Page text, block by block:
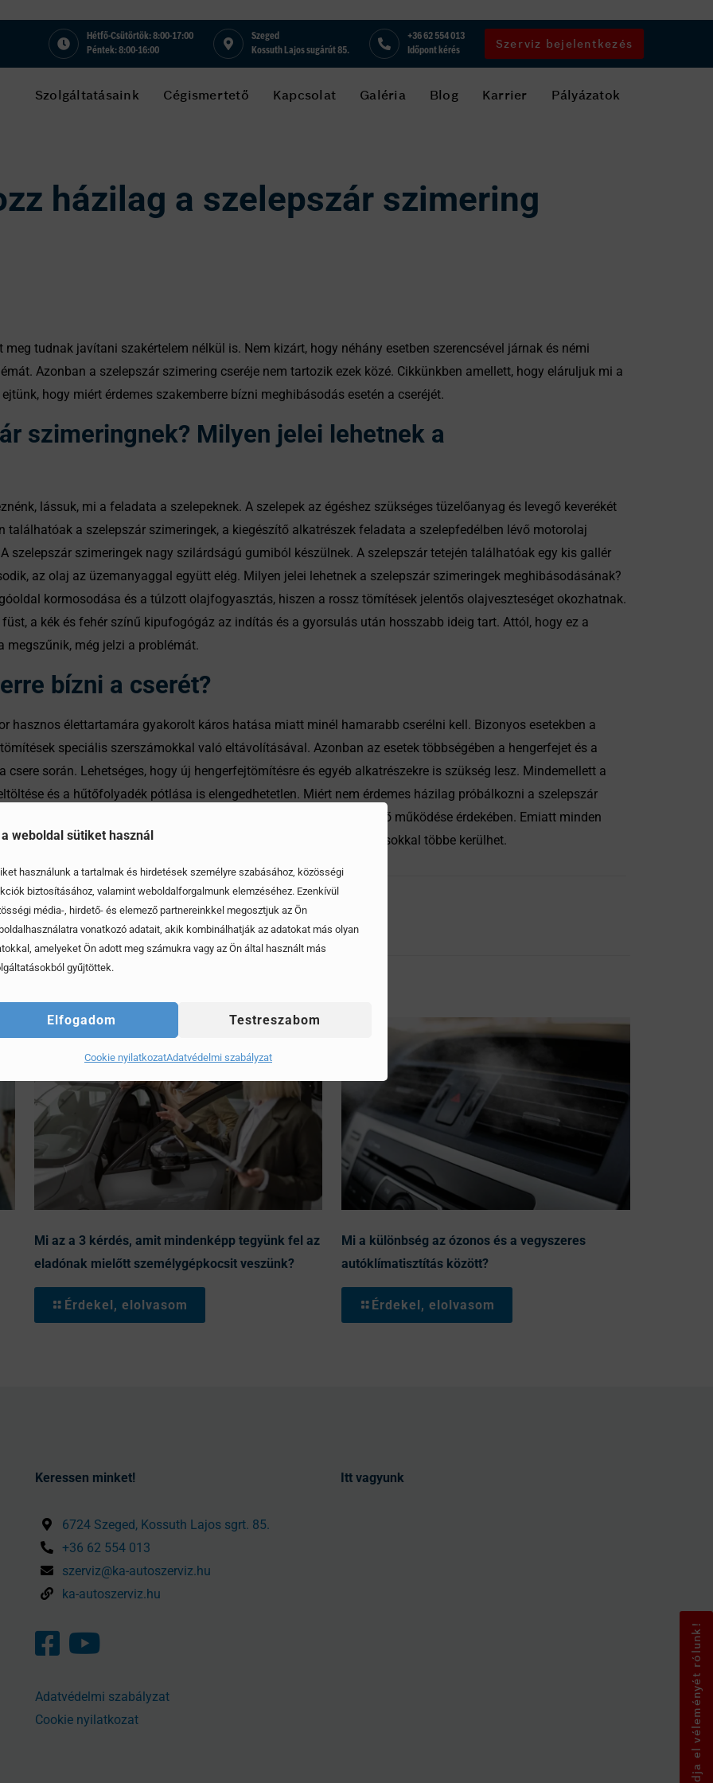
a weboldal sütiket használ
használunk a tartalmak és hirdetések személyre szabásához, közösségi
biztosításához, valamint weboldalforgalmunk elemzéséhez. Ezenkívül
média-, hirdető- és elemező partnereinkkel megosztjuk az Ön
vonatkozó adatait, akik kombinálhatják az adatokat más olyan
amelyeket Ön adott meg számukra vagy az Ön által használt más
gyűjtöttek.
Elfogadom Testreszabom
Cookie nyilatkozatAdatvédelmi szabályzat
Hétfő-Csütörtök: 8:00-17:00
Péntek: 8:00-16:00
Szeged
Kossuth Lajos sugárút 85.
+36 62 554 013
Időpont kérés
Szerviz bejelentkezés
Szolgáltatásaink Cégismertető Kapcsolat Galéria Blog Karrier Pályázatok
házilag a szelepszár szimering
tudnak javítani szakértelem nélkül is. Nem kizárt, hogy néhány esetben szerencsével járnak és némi
Azonban a szelepszár szimering cseréje nem tartozik ezek közé. Cikkünkben amellett, hogy eláruljuk mi a
hogy miért érdemes szakemberre bízni meghibásodás esetén a cseréjét.
szimeringnek? Milyen jelei lehetnek a
lássuk, mi a feladata a szelepeknek. A szelepek az égéshez szükséges tüzelőanyag és levegő keverékét
találhatóak a szelepszár szimeringek, a kiegészítő alkatrészek feladata a szelepfedélben lévő motorolaj
szelepszár szimeringek nagy szilárdságú gumiból készülnek. A szelepszár tetején találhatóak egy kis gallér
az olaj az üzemanyaggal együtt elég. Milyen jelei lehetnek a szelepszár szimeringek meghibásodásának?
kormosodása és a túlzott olajfogyasztás, hiszen a rossz tömítések jelentős olajveszteséget okozhatnak.
a kék és fehér színű kipufogógáz az indítás és a gyorsulás után hosszabb ideig tart. Attól, hogy ez a
megszűnik, még jelzi a problémát.
bízni a cserét?
hasznos élettartamára gyakorolt káros hatása miatt minél hamarabb cserélni kell. Bizonyos esetekben a
speciális szerszámokkal való eltávolításával. Azonban az esetek többségében a hengerfejet és a
során. Lehetséges, hogy új hengerfejtömítésre és egyéb alkatrészekre is szükség lesz. Mindemellett a
és a hűtőfolyadék pótlása is elengedhetetlen. Miért nem érdemes házilag próbálkozni a szelepszár
mindegyikét helyesen kell végrehajtani a motor megfelelő működése érdekében. Emiatt minden
hiszen a rosszul elvégzett csere helyrehozása a későbbiekben sokkal többe kerülhet.
Mi az a 3 kérdés, amit mindenképp tegyünk fel az
eladónak mielőtt személygépkocsit veszünk?
Érdekel, elolvasom
Mi a különbség az ózonos és a vegyszeres
autóklímatisztítás között?
Érdekel, elolvasom
Keressen minket!
6724 Szeged, Kossuth Lajos sgrt. 85.
+36 62 554 013
szerviz@ka-autoszerviz.hu
ka-autoszerviz.hu
Adatvédelmi szabályzat
Cookie nyilatkozat
Itt vagyunk
Mondja el véleményét rólunk!